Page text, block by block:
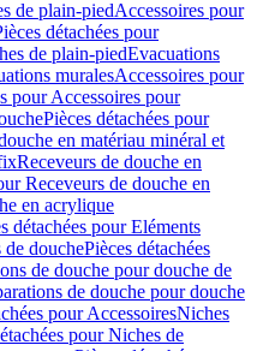
de plain-piedAccessoires pour
détachées pour
de plain-piedEvacuations
muralesAccessoires pour
pour Accessoires pour
Pièces détachées pour
en matériau minéral et
Receveurs de douche en
Receveurs de douche en
en acrylique
détachées pour Eléments
de douchePièces détachées
de douche pour douche de
de douche pour douche
pour AccessoiresNiches
pour Niches de